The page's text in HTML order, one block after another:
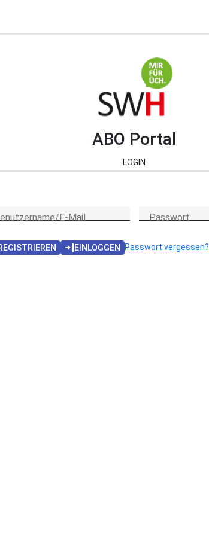
ABO Portal
LOGIN
E-Mail Passwort
EINLOGGEN Passwort vergessen?